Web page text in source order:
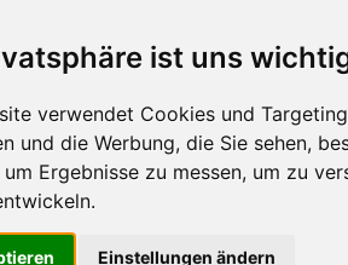
ist uns
verwendet Cookies und
und die Werbung, die Sie sehen,
Ergebnisse zu messen, um zu
Einstellungen ändern
Abitur und Hochschule
Abitur SGD Lösung
Lösung Einsendeaufgabe Abitur